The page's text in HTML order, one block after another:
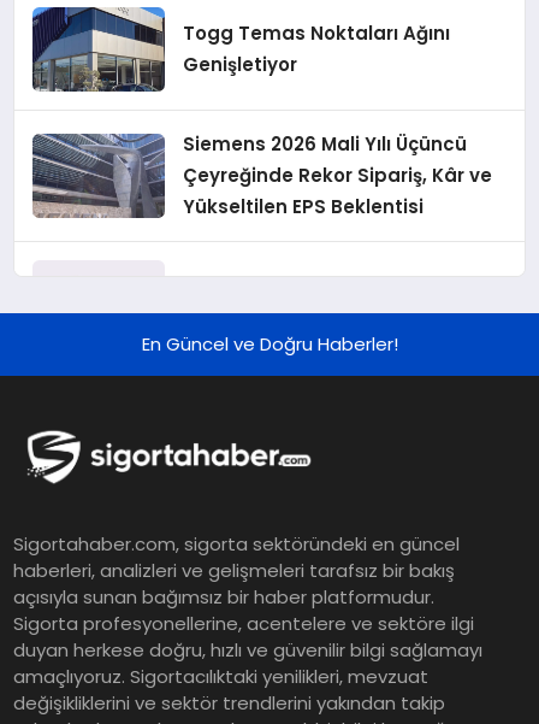
Togg Temas Noktaları Ağını
Genişletiyor
Siemens 2026 Mali Yılı Üçüncü
Çeyreğinde Rekor Sipariş, Kâr ve
Yükseltilen EPS Beklentisi
Finansal Sonuçlarını Açıkladı
Grup Müdürü Olarak Atandı
Mevduat kısa vadeyi, koruma
ürünleri uzun vadeyi tutuyor
Şekerbank 2026 İlk Yarı Finansal
Sonuçları
En Güncel ve Doğru Haberler!
Sigortahaber.com, sigorta sektöründeki en güncel
haberleri, analizleri ve gelişmeleri tarafsız bir bakış
açısıyla sunan bağımsız bir haber platformudur.
Sigorta profesyonellerine, acentelere ve sektöre ilgi
duyan herkese doğru, hızlı ve güvenilir bilgi sağlamayı
amaçlıyoruz. Sigortacılıktaki yenilikleri, mevzuat
değişikliklerini ve sektör trendlerini yakından takip